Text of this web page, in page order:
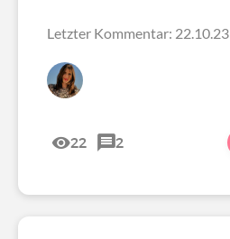
Letzter Kommentar: 22.10.23
22 2